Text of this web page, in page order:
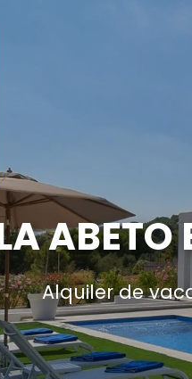
ABETO
Alquiler de